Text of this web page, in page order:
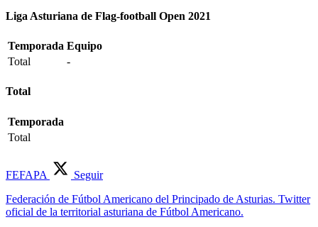
Liga Asturiana de Flag-football Open 2021
Temporada Equipo
Total
-
Total
Temporada
Total
FEFAPA
Seguir
Federación de Fútbol Americano del Principado de Asturias. Twitter
oficial de la territorial asturiana de Fútbol Americano.